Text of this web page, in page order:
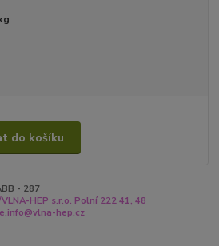
do košíku
- 287
HEP s.r.o. Polní 222 41, 48
hep.cz